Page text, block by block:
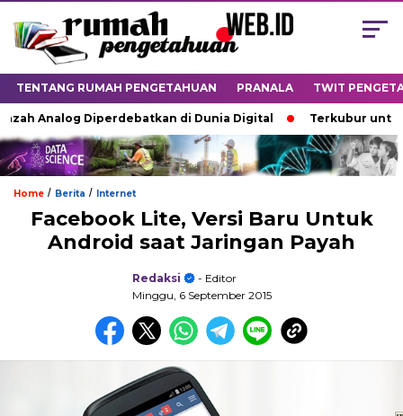
TENTANG RUMAH PENGETAHUAN PRANALA TWIT
Analog Diperdebatkan di Dunia Digital Terkubur untuk
Home / Berita / Internet
Facebook Lite, Versi Baru Untuk
Android saat Jaringan Payah
Redaksi
- Editor
Minggu, 6 September 2015